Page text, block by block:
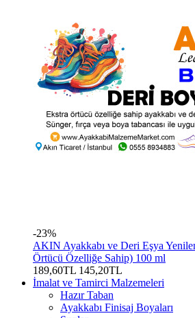
-23%
AKIN Ayakkabı ve Deri Eşya
Örtücü Özelliğe Sahip) 100 ml
189,60TL 145,20TL
İmalat ve Tamirci Malzemeleri
Hazır Taban
Ayakkabı Finisaj Boyaları